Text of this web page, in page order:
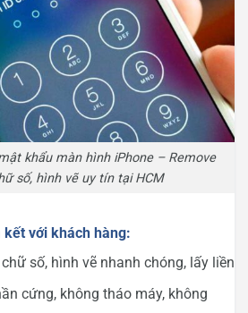
khẩu màn hình iPhone – Remove
số, hình vẽ uy tín tại HCM
kết với khách hàng:
số, hình vẽ nhanh chóng, lấy liền
cứng, không tháo máy, không